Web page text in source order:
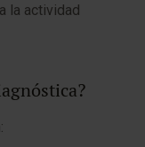
la actividad